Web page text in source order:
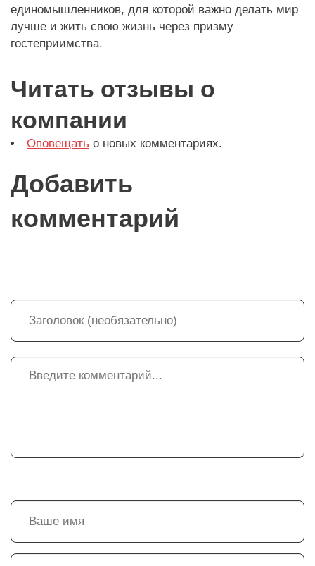
единомышленников, для которой важно делать мир
лучше и жить свою жизнь через призму
гостеприимства.
Читать отзывы о
компании
Оповещать о новых комментариях.
Добавить
комментарий